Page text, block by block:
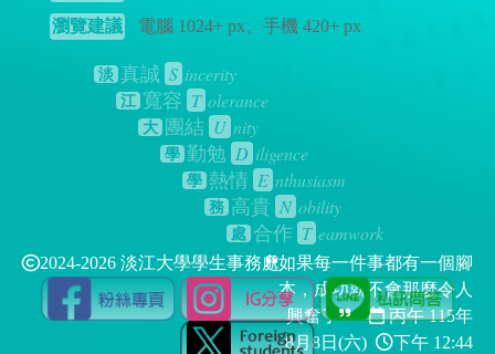
瀏覽建議
電腦 1024+ px、手機 420+ px
淡 真誠 S incerity
江 寬容 T olerance
大 團結 U nity
學 勤勉 D iligence
學 熱情 E nthusiasm
務 高貴 N obility
處 合作 T eamwork
2024-2026 淡江大學學生事務處如果每一件事都有一個腳
本，成功就不會那麼令人
興奮了
丙午 115年
8月8日(六)
下午 12:44